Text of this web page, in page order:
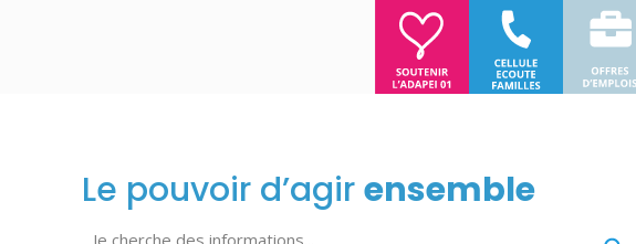
Le pouvoir d’agirensemble